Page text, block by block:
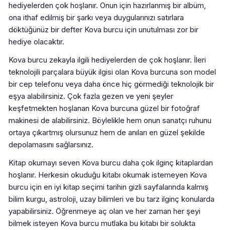
hediyelerden çok hoşlanır. Onun için hazırlanmış bir albüm,
ona ithaf edilmiş bir şarkı veya duygularınızı satırlara
döktüğünüz bir defter Kova burcu için unutulması zor bir
hediye olacaktır.
Kova burcu zekayla ilgili hediyelerden de çok hoşlanır. İleri
teknolojili parçalara büyük ilgisi olan Kova burcuna son model
bir cep telefonu veya daha önce hiç görmediği teknolojik bir
eşya alabilirsiniz. Çok fazla gezen ve yeni şeyler
keşfetmekten hoşlanan Kova burcuna güzel bir fotoğraf
makinesi de alabilirsiniz. Böylelikle hem onun sanatçı ruhunu
ortaya çıkartmış olursunuz hem de anıları en güzel şekilde
depolamasını sağlarsınız.
Kitap okumayı seven Kova burcu daha çok ilginç kitaplardan
hoşlanır. Herkesin okuduğu kitabı okumak istemeyen Kova
burcu için en iyi kitap seçimi tarihin gizli sayfalarında kalmış
bilim kurgu, astroloji, uzay bilimleri ve bu tarz ilginç konularda
yapabilirsiniz. Öğrenmeye aç olan ve her zaman her şeyi
bilmek isteyen Kova burcu mutlaka bu kitabı bir solukta